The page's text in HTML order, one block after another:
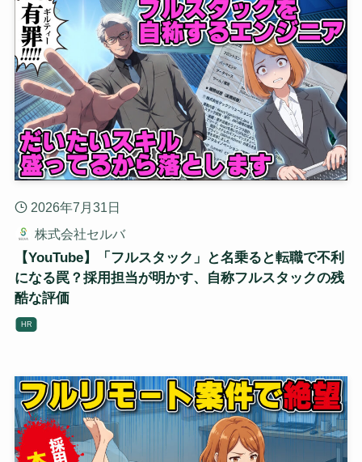
2026年7月31日
株式会社セルバ
【YouTube】「フルスタック」と名乗ると転職で不利
になる罠？採用担当が明かす、自称フルスタックの残
酷な評価
HR